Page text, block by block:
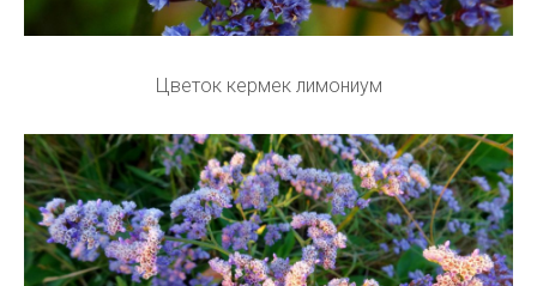
Цветок кермек лимониум